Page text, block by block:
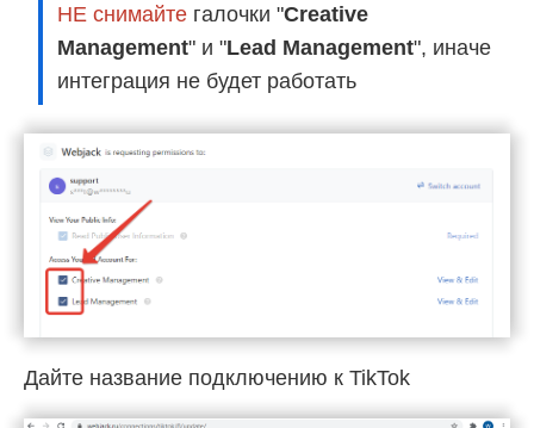
НЕ снимайте галочки "Creative
Management" и "Lead Management", иначе
интеграция не будет работать
Дайте название подключению к TikTok